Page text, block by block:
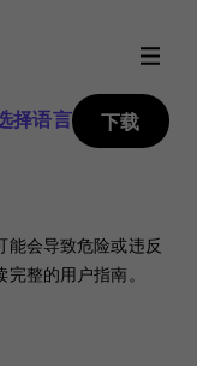
择语言 下载
能会导致危险或违反
整的用户指南。